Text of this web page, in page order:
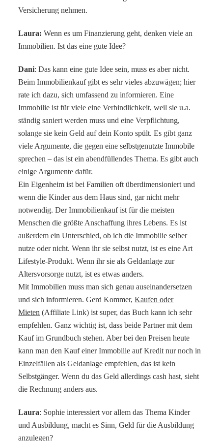
Versicherung nehmen.
Laura: Wenn es um Finanzierung geht, denken viele an
Immobilien. Ist das eine gute Idee?
Dani: Das kann eine gute Idee sein, muss es aber nicht.
Beim Immobilienkauf gibt es sehr vieles abzuwägen; hier
rate ich dazu, sich umfassend zu informieren.Eine
Immobilie ist für viele eine Verbindlichkeit, weil sie u.a.
ständig saniert werden muss und eine Verpflichtung,
solange sie kein Geld auf dein Konto spült. Es gibt ganz
viele Argumente, die gegen eine selbstgenutzte Immobile
sprechen – das ist ein abendfüllendes Thema. Es gibt auch
einige Argumente dafür.
Ein Eigenheim ist bei Familien oft überdimensioniert und
wenn die Kinder aus dem Haus sind, gar nicht mehr
notwendig. Der Immobilienkauf ist für die meisten
Menschen die größte Anschaffung ihres Lebens. Es ist
außerdem ein Unterschied, ob ich die Immobilie selber
nutze oder nicht. Wenn ihr sie selbst nutzt, ist es eine Art
Lifestyle-Produkt. Wenn ihr sie als Geldanlage zur
Altersvorsorge nutzt, ist es etwas anders.
Mit Immobilien muss man sich genau auseinandersetzen
und sich informieren. Gerd Kommer,Kaufen oder
Mieten (Affiliate Link) ist super, das Buch kann ich sehr
empfehlen. Ganz wichtig ist, dass beide Partner mit dem
Kauf im Grundbuch stehen. Aber bei den Preisen heute
kann man den Kauf einer Immobilie auf Kredit nur noch in
Einzelfällen als Geldanlage empfehlen, das ist kein
Selbstgänger. Wenn du das Geld allerdings cash hast, sieht
die Rechnung anders aus.
Laura: Sophie interessiert vor allem das Thema Kinder
und Ausbildung, macht es Sinn, Geld für die Ausbildung
anzulegen?